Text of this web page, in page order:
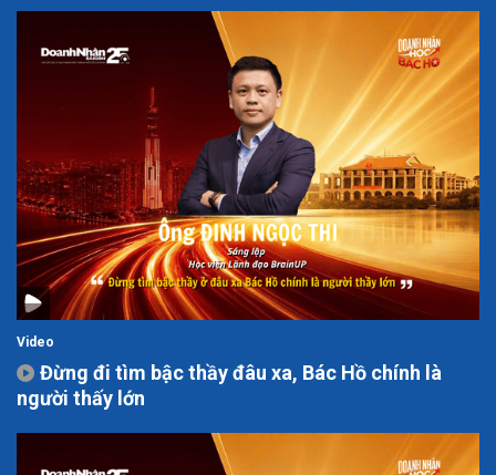
Video
Đừng đi tìm bậc thầy đâu xa, Bác Hồ chính là
người thấy lớn